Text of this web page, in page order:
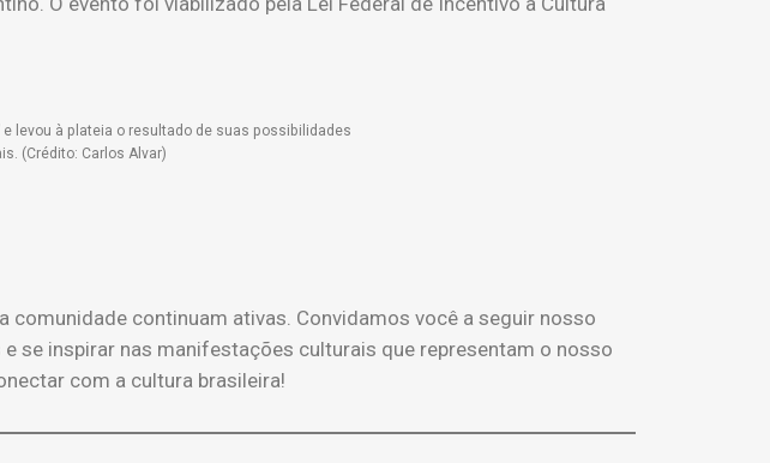
e levou à plateia o resultado de suas possibilidades
(Crédito: Carlos Alvar)
continuam ativas. Convidamos você a seguir nosso
se inspirar nas manifestações culturais que representam o nosso
com a cultura brasileira!